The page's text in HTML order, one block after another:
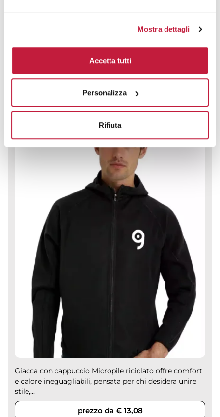
Mostra dettagli
Accetta tutti
Personalizza
Rifiuta
100% Poliestere - > 200 g/m2
Giacca con cappuccio Micropile riciclato offre comfort
e calore ineguagliabili, pensata per chi desidera unire
stile,...
prezzo da € 13,08